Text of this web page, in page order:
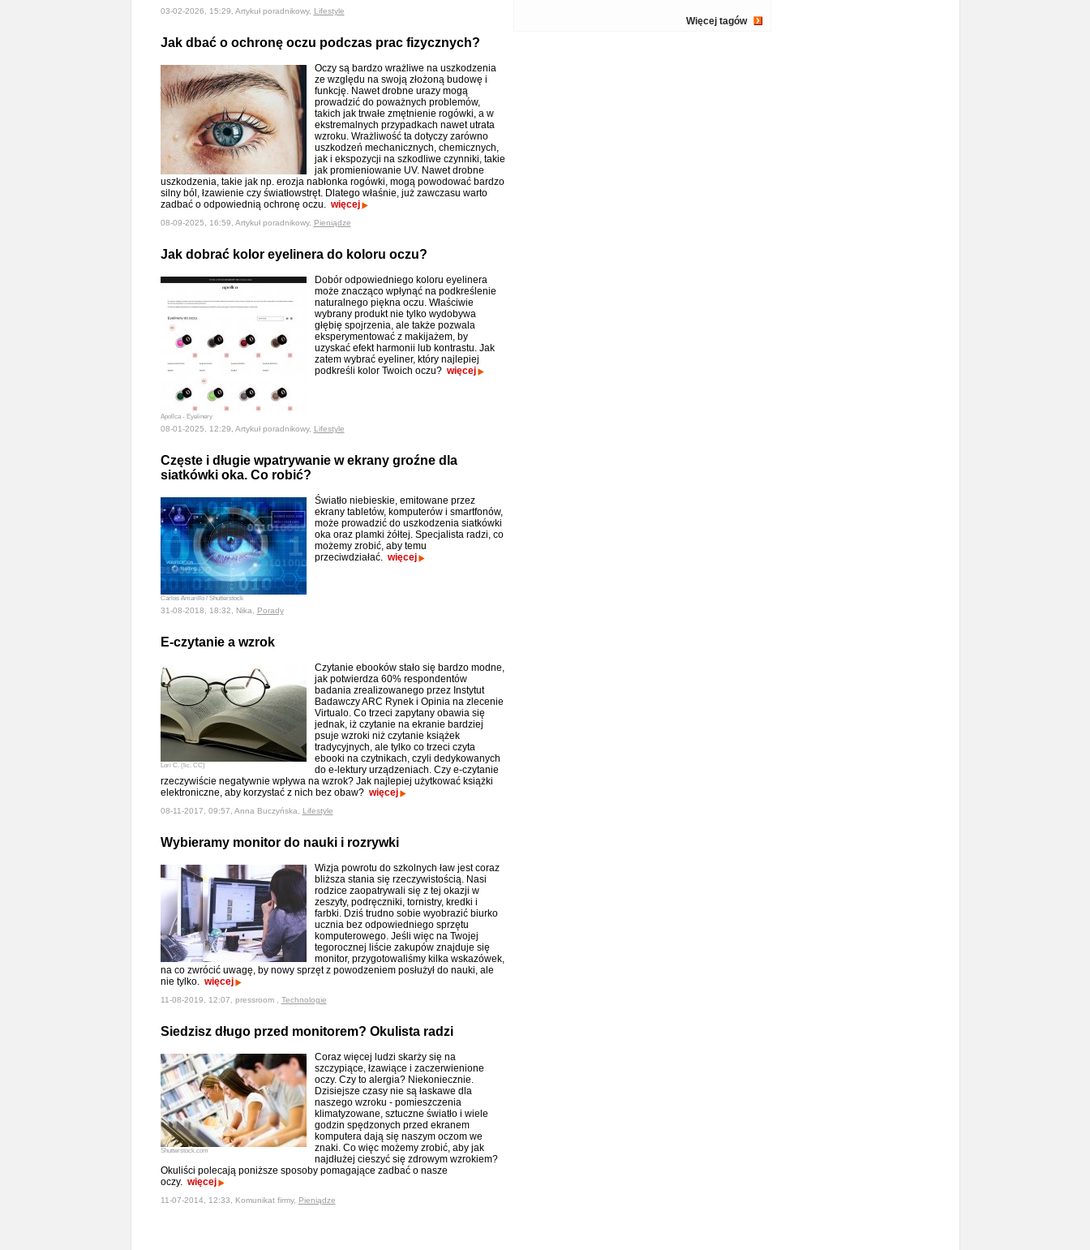
03-02-2026, 15:29, Artykuł poradnikowy, Lifestyle
Jak dbać o ochronę oczu podczas prac fizycznych?
Oczy są bardzo wrażliwe na uszkodzenia
ze względu na swoją złożoną budowę i
funkcję. Nawet drobne urazy mogą
prowadzić do poważnych problemów,
takich jak trwałe zmętnienie rogówki, a w
ekstremalnych przypadkach nawet utrata
wzroku. Wrażliwość ta dotyczy zarówno
uszkodzeń mechanicznych, chemicznych,
jak i ekspozycji na szkodliwe czynniki, takie
jak promieniowanie UV. Nawet drobne
uszkodzenia, takie jak np. erozja nabłonka rogówki, mogą powodować bardzo
silny ból, łzawienie czy światłowstręt. Dlatego właśnie, już zawczasu warto
zadbać o odpowiednią ochronę oczu. więcej
08-09-2025, 16:59, Artykuł poradnikowy, Pieniądze
Jak dobrać kolor eyelinera do koloru oczu?
Apollca - Eyelinery
Dobór odpowiedniego koloru eyelinera
może znacząco wpłynąć na podkreślenie
naturalnego piękna oczu. Właściwie
wybrany produkt nie tylko wydobywa
głębię spojrzenia, ale także pozwala
eksperymentować z makijażem, by
uzyskać efekt harmonii lub kontrastu. Jak
zatem wybrać eyeliner, który najlepiej
podkreśli kolor Twoich oczu? więcej
08-01-2025, 12:29, Artykuł poradnikowy, Lifestyle
Częste i długie wpatrywanie w ekrany groźne dla
siatkówki oka. Co robić?
Carlos Amarillo / Shutterstock
Światło niebieskie, emitowane przez
ekrany tabletów, komputerów i smartfonów,
może prowadzić do uszkodzenia siatkówki
oka oraz plamki żółtej. Specjalista radzi, co
możemy zrobić, aby temu
przeciwdziałać. więcej
31-08-2018, 18:32, Nika, Porady
E-czytanie a wzrok
Lori C. (lic. CC)
Czytanie ebooków stało się bardzo modne,
jak potwierdza 60% respondentów
badania zrealizowanego przez Instytut
Badawczy ARC Rynek i Opinia na zlecenie
Virtualo. Co trzeci zapytany obawia się
jednak, iż czytanie na ekranie bardziej
psuje wzroki niż czytanie książek
tradycyjnych, ale tylko co trzeci czyta
ebooki na czytnikach, czyli dedykowanych
do e-lektury urządzeniach. Czy e-czytanie
rzeczywiście negatywnie wpływa na wzrok? Jak najlepiej użytkować książki
elektroniczne, aby korzystać z nich bez obaw? więcej
08-11-2017, 09:57, Anna Buczyńska, Lifestyle
Wybieramy monitor do nauki i rozrywki
Wizja powrotu do szkolnych ław jest coraz
bliższa stania się rzeczywistością. Nasi
rodzice zaopatrywali się z tej okazji w
zeszyty, podręczniki, tornistry, kredki i
farbki. Dziś trudno sobie wyobrazić biurko
ucznia bez odpowiedniego sprzętu
komputerowego. Jeśli więc na Twojej
tegorocznej liście zakupów znajduje się
monitor, przygotowaliśmy kilka wskazówek,
na co zwrócić uwagę, by nowy sprzęt z powodzeniem posłużył do nauki, ale
nie tylko. więcej
11-08-2019, 12:07, pressroom , Technologie
Siedzisz długo przed monitorem? Okulista radzi
Shutterstock.com
Coraz więcej ludzi skarży się na
szczypiące, łzawiące i zaczerwienione
oczy. Czy to alergia? Niekoniecznie.
Dzisiejsze czasy nie są łaskawe dla
naszego wzroku - pomieszczenia
klimatyzowane, sztuczne światło i wiele
godzin spędzonych przed ekranem
komputera dają się naszym oczom we
znaki. Co więc możemy zrobić, aby jak
najdłużej cieszyć się zdrowym wzrokiem?
Okuliści polecają poniższe sposoby pomagające zadbać o nasze
oczy. więcej
11-07-2014, 12:33, Komunikat firmy, Pieniądze
Więcej tagów